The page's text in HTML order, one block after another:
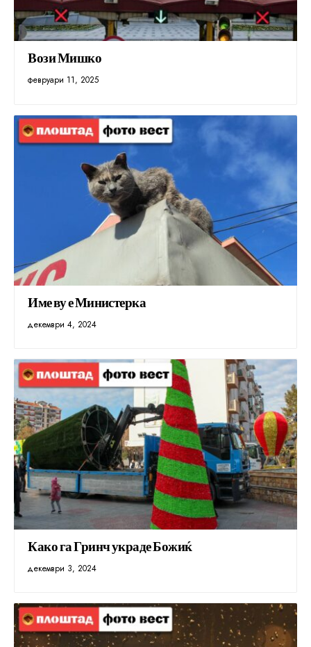
Вози Мишко
февруари 11, 2025
Име ву е Министерка
декември 4, 2024
Како га Гринч украде Божиќ
декември 3, 2024